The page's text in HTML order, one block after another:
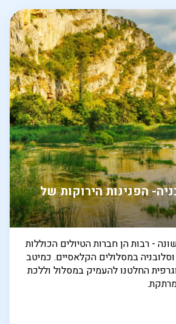
הפנינות הירוקות של
- רבות הן חברות הטיולים הכוללות
במסלולים הקלאסיים. כמיטב
החלטנו להעמיק במסלול וללכת